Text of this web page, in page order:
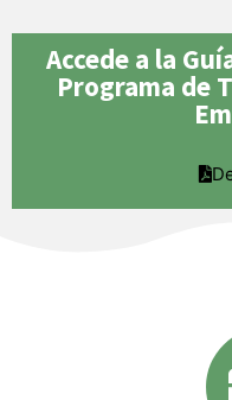
Accede a la
Programa de